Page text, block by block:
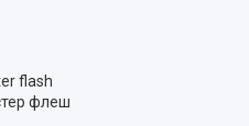
flash
флеш